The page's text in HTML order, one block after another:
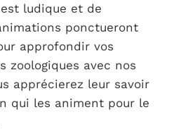
ludique et de
ponctueront
approfondir vos
zoologiques avec nos
apprécierez leur savoir
qui les animent pour le